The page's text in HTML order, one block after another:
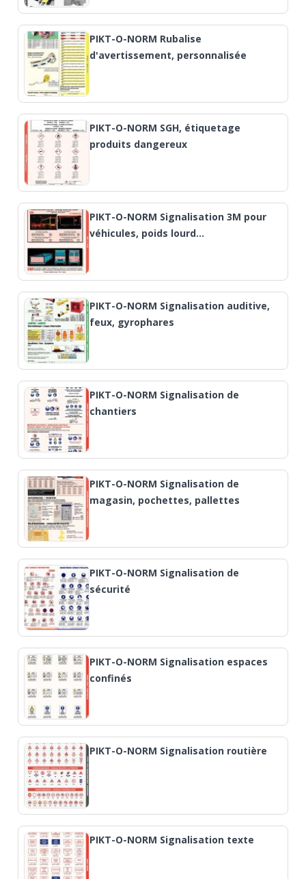
PIKT-O-NORM Rubalise
d'avertissement, personnalisée
PIKT-O-NORM SGH, étiquetage
produits dangereux
PIKT-O-NORM Signalisation 3M pour
véhicules, poids lourd…
PIKT-O-NORM Signalisation auditive,
feux, gyrophares
PIKT-O-NORM Signalisation de
chantiers
PIKT-O-NORM Signalisation de
magasin, pochettes, pallettes
PIKT-O-NORM Signalisation de
sécurité
PIKT-O-NORM Signalisation espaces
confinés
PIKT-O-NORM Signalisation routière
PIKT-O-NORM Signalisation texte